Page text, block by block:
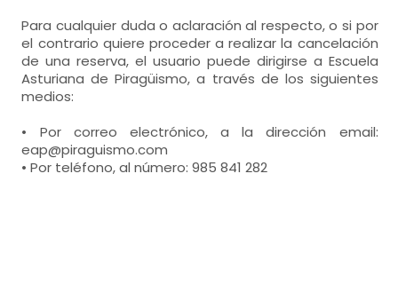
Para cualquier duda o aclaración al respecto, o si por
el contrario quiere proceder a realizar la cancelación
de una reserva, el usuario puede dirigirse a Escuela
Asturiana de Piragüismo, a través de los siguientes
medios:
• Por correo electrónico, a la dirección email:
eap@piraguismo.com
• Por teléfono, al número: 985 841 282